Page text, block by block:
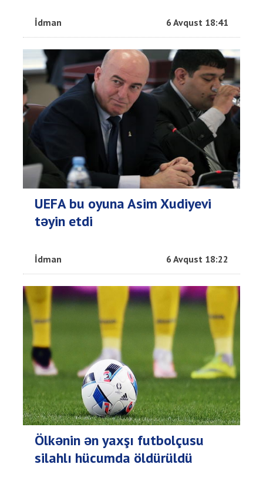
İdman 6 Avqust 18:41
UEFA bu oyuna Asim Xudiyevi
təyin etdi
İdman 6 Avqust 18:22
Ölkənin ən yaxşı futbolçusu
silahlı hücumda öldürüldü